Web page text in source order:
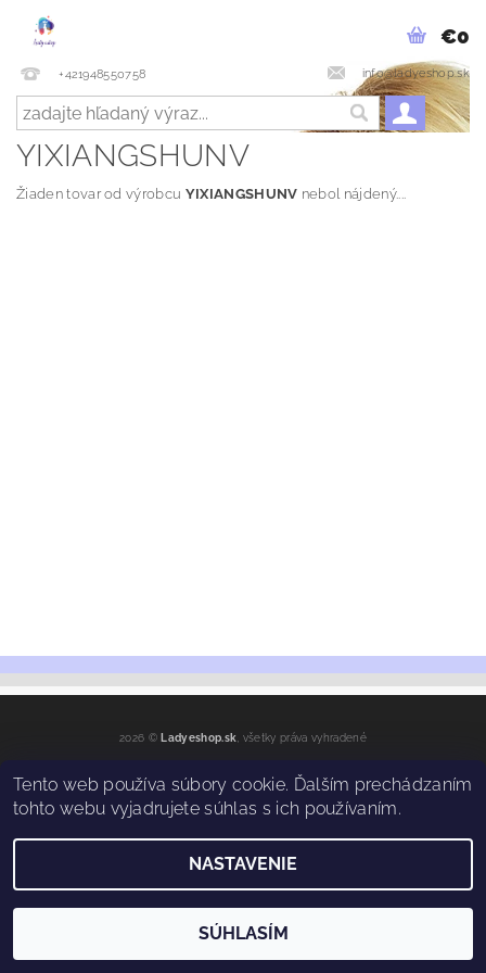
+421948550758 info@ladyeshop.sk
€0
YIXIANGSHUNV
Žiaden tovar od výrobcu YIXIANGSHUNV nebol nájdený....
2026 © Ladyeshop.sk , všetky práva vyhradené
Vytvoril Shoptet
Tento web používa súbory cookie. Ďalším prechádzaním
tohto webu vyjadrujete súhlas s ich používaním.
NASTAVENIE
SÚHLASÍM